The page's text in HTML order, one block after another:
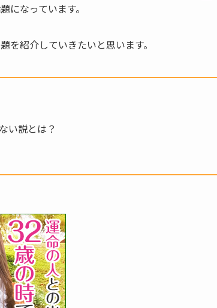
になっています。
紹介していきたいと思います。
い説とは？